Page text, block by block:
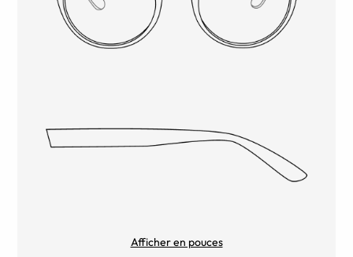
Afficher en pouces